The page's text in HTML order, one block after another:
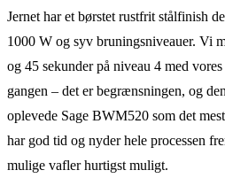
Jernet har et børstet rustfrit stålfinish
1000 W og syv bruningsniveauer. Vi
og 45 sekunder på niveau 4 med
gangen – det er begrænsningen, og
oplevede Sage BWM520 som det
har god tid og nyder hele processen
mulige vafler hurtigst muligt.